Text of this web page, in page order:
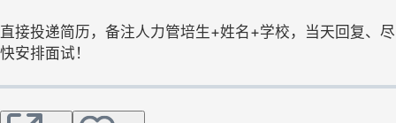
直接投递简历，备注人力管培生+姓名+学校，当天回复、尽
快安排面试！